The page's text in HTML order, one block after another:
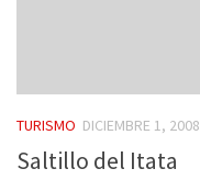
TURISMO DICIEMBRE 1, 2008
Saltillo del Itata